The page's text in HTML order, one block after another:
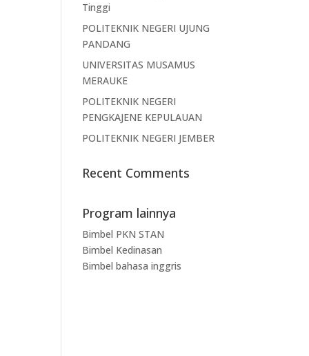
Tinggi
POLITEKNIK NEGERI UJUNG
PANDANG
UNIVERSITAS MUSAMUS
MERAUKE
POLITEKNIK NEGERI
PENGKAJENE KEPULAUAN
POLITEKNIK NEGERI JEMBER
Recent Comments
Program lainnya
Bimbel PKN STAN
Bimbel Kedinasan
Bimbel bahasa inggris